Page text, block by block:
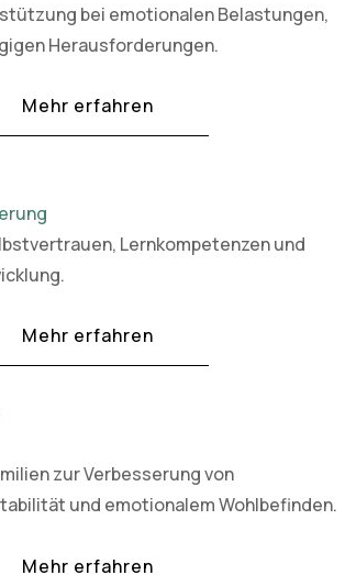
bei emotionalen Belastungen,
Herausforderungen.
Mehr erfahren
Lernkompetenzen und
Mehr erfahren
zur Verbesserung von
und emotionalem Wohlbefinden.
Mehr erfahren